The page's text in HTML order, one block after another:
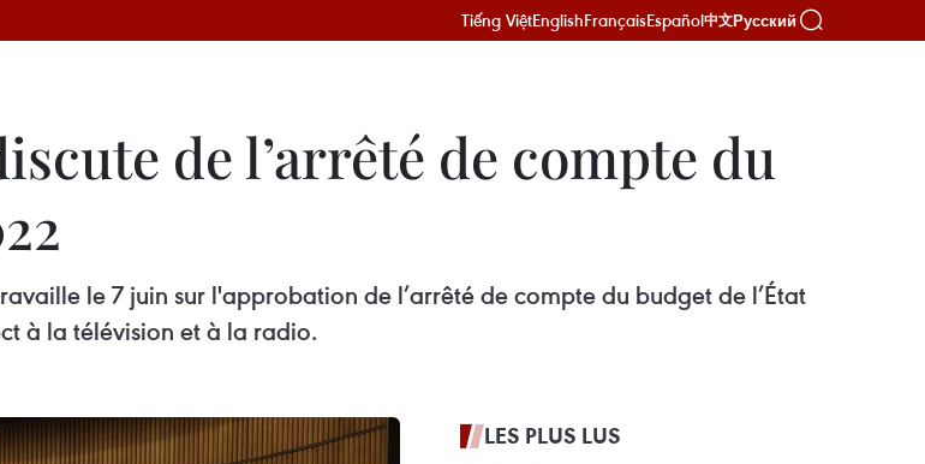
Tiếng ViệtEnglishFrançaisEspañol中文Русский
de l’arrêté de compte du
le 7 juin sur l'approbation de l’arrêté de compte du budget de l’État
à la télévision et à la radio.
LES PLUS LUS